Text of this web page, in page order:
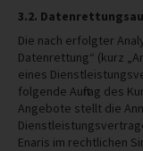
3.2.
Die nach erfolgter
Datenrettung“ (kurz
eines
folgende Auftrag des
Angebote stellt die
Enaris im rechtlichen